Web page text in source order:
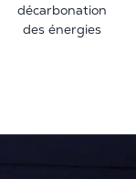
décarbonation
des énergies